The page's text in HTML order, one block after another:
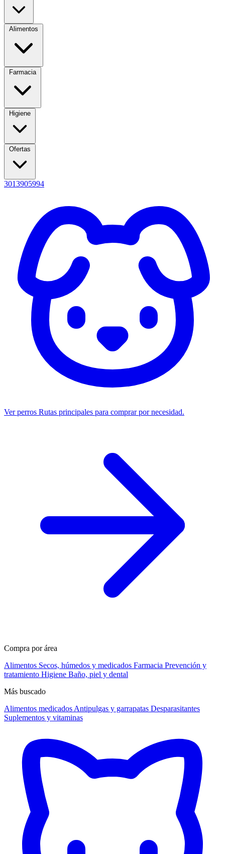
Alimentos
Farmacia
Higiene
Ofertas
3013905994
Ver perros Rutas principales para comprar por necesidad.
Compra por área
Alimentos Secos, húmedos y medicados Farmacia Prevención y
tratamiento Higiene Baño, piel y dental
Más buscado
Alimentos medicados Antipulgas y garrapatas Desparasitantes
Suplementos y vitaminas